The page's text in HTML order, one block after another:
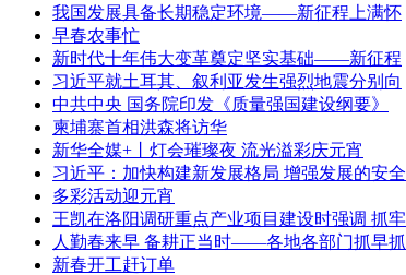
我国发展具备长期稳定环境——新征程上满怀
早春农事忙
新时代十年伟大变革奠定坚实基础——新征程
习近平就土耳其、叙利亚发生强烈地震分别向
中共中央 国务院印发《质量强国建设纲要》
柬埔寨首相洪森将访华
新华全媒+丨灯会璀璨夜 流光溢彩庆元宵
习近平：加快构建新发展格局 增强发展的安全
多彩活动迎元宵
王凯在洛阳调研重点产业项目建设时强调 抓牢
人勤春来早 备耕正当时——各地各部门抓早抓
新春开工赶订单